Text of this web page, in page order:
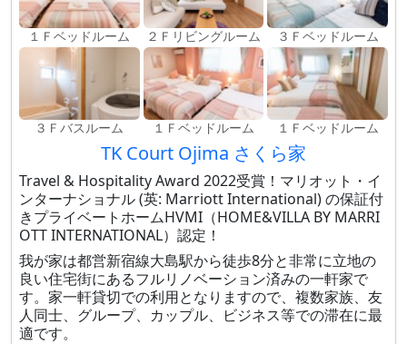
１Ｆベッドルーム ２Ｆリビングルーム ３Ｆベッドルーム
３Ｆバスルーム １Ｆベッドルーム １Ｆベッドルーム
TK Court Ojima さくら家
Travel & Hospitality Award 2022受賞！マリオット・イ
ンターナショナル (英: Marriott International) の保証付
きプライベートホームHVMI（HOME&VILLA BY MARRI
OTT INTERNATIONAL）認定！
我が家は都営新宿線大島駅から徒歩8分と非常に立地の
良い住宅街にあるフルリノベーション済みの一軒家で
す。家一軒貸切での利用となりますので、複数家族、友
人同士、グループ、カップル、ビジネス等での滞在に最
適です。